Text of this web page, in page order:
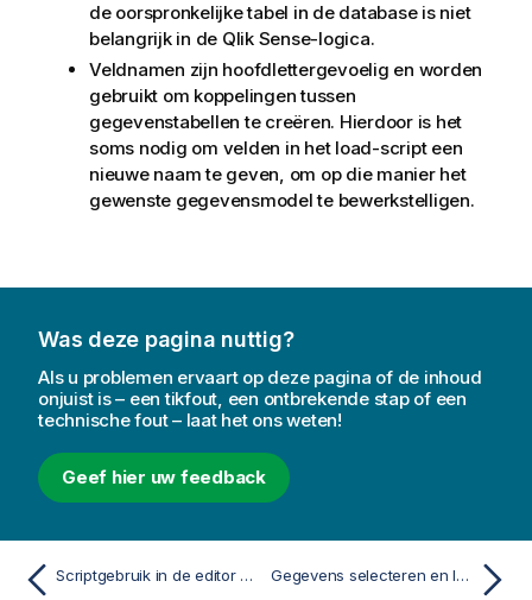
de oorspronkelijke tabel in de database is niet
belangrijk in de Qlik Sense-logica.
Veldnamen zijn hoofdlettergevoelig en worden
gebruikt om koppelingen tussen
gegevenstabellen te creëren. Hierdoor is het
soms nodig om velden in het load-script een
nieuwe naam te geven, om op die manier het
gewenste gegevensmodel te bewerkstelligen.
Was deze pagina nuttig?
Als u problemen ervaart op deze pagina of de inhoud
onjuist is – een tikfout, een ontbrekende stap of een
technische fout – laat het ons weten!
Geef hier uw feedback
Scriptgebruik in de editor voor laden van gegevens Gegevens selecteren en laden